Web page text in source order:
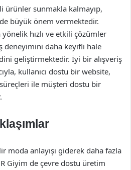
ürünler sunmakla kalmayıp,
büyük önem vermektedir.
hızlı ve etkili çözümler
deneyimini daha keyifli hale
geliştirmektedir. İyi bir alışveriş
kullanıcı dostu bir website,
ile müşteri dostu bir
moda anlayışı giderek daha fazla
Giyim de çevre dostu üretim